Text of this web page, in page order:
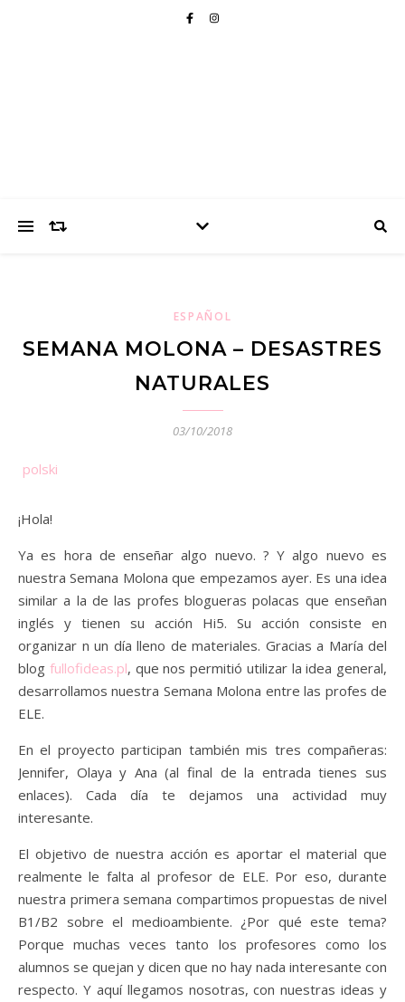
ESPAÑOL
SEMANA MOLONA – DESASTRES
NATURALES
03/10/2018
polski
¡Hola!
Ya es hora de enseñar algo nuevo. ? Y algo nuevo es
nuestra Semana Molona que empezamos ayer. Es una idea
similar a la de las profes blogueras polacas que enseñan
inglés y tienen su acción Hi5. Su acción consiste en
organizar n un día lleno de materiales. Gracias a María del
blog fullofideas.pl, que nos permitió utilizar la idea general,
desarrollamos nuestra Semana Molona entre las profes de
ELE.
En el proyecto participan también mis tres compañeras:
Jennifer, Olaya y Ana (al final de la entrada tienes sus
enlaces). Cada día te dejamos una actividad muy
interesante.
El objetivo de nuestra acción es aportar el material que
realmente le falta al profesor de ELE. Por eso, durante
nuestra primera semana compartimos propuestas de nivel
B1/B2 sobre el medioambiente. ¿Por qué este tema?
Porque muchas veces tanto los profesores como los
alumnos se quejan y dicen que no hay nada interesante con
respecto. Y aquí llegamos nosotras, con nuestras ideas y